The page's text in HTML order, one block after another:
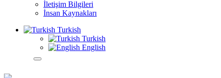
İletişim Bilgileri
İnsan Kaynakları
Turkish
Turkish
English